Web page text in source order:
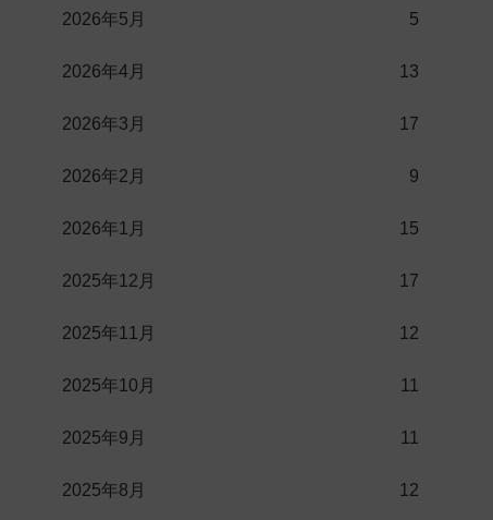
2026年5月 5
2026年4月 13
2026年3月 17
2026年2月 9
2026年1月 15
2025年12月 17
2025年11月 12
2025年10月 11
2025年9月 11
2025年8月 12